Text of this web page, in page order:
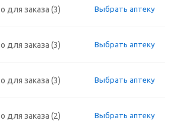
для заказа (3) Выбрать аптеку
для заказа (3) Выбрать аптеку
для заказа (3) Выбрать аптеку
для заказа (2) Выбрать аптеку